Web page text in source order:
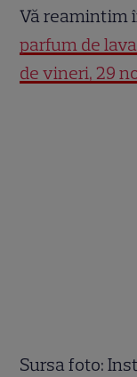
Vă reamintim
parfum de
de vineri, 29
Sursa foto: